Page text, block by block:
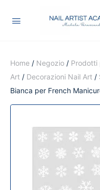
Home / Negozio / Prodotti
Art / Decorazioni Nail Art /
Bianca per French